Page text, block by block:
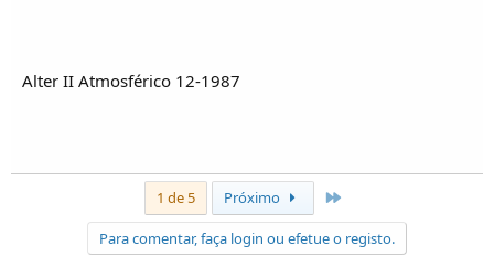
Alter II Atmosférico 12-1987
1 de 5 Próximo
Para comentar, faça login ou efetue o registo.